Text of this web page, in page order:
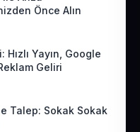
Önce Alın
Hızlı Yayın, Google
Geliri
Talep: Sokak Sokak